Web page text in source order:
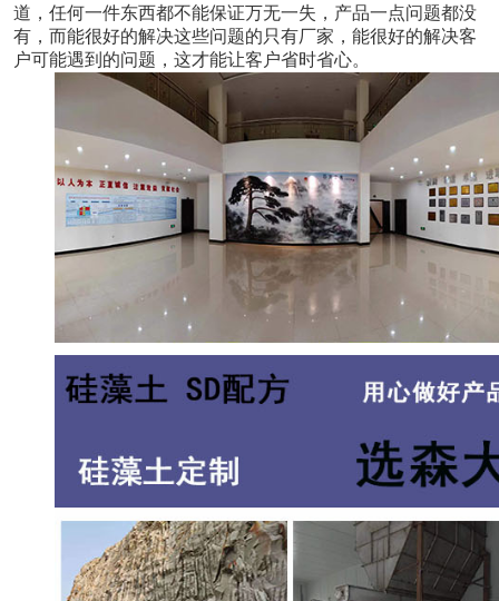
道，任何一件东西都不能保证万无一失，产品一点问题都没
有，而能很好的解决这些问题的只有厂家，能很好的解决客
户可能遇到的问题，这才能让客户省时省心。